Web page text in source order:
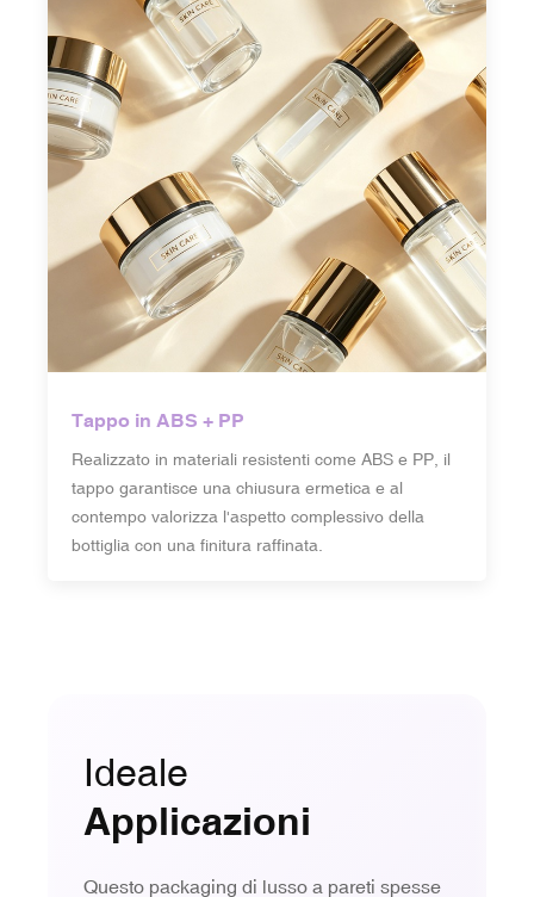
Tappo in ABS + PP
Realizzato in materiali resistenti come ABS e PP, il
tappo garantisce una chiusura ermetica e al
contempo valorizza l'aspetto complessivo della
bottiglia con una finitura raffinata.
Ideale
Applicazioni
Questo packaging di lusso a pareti spesse